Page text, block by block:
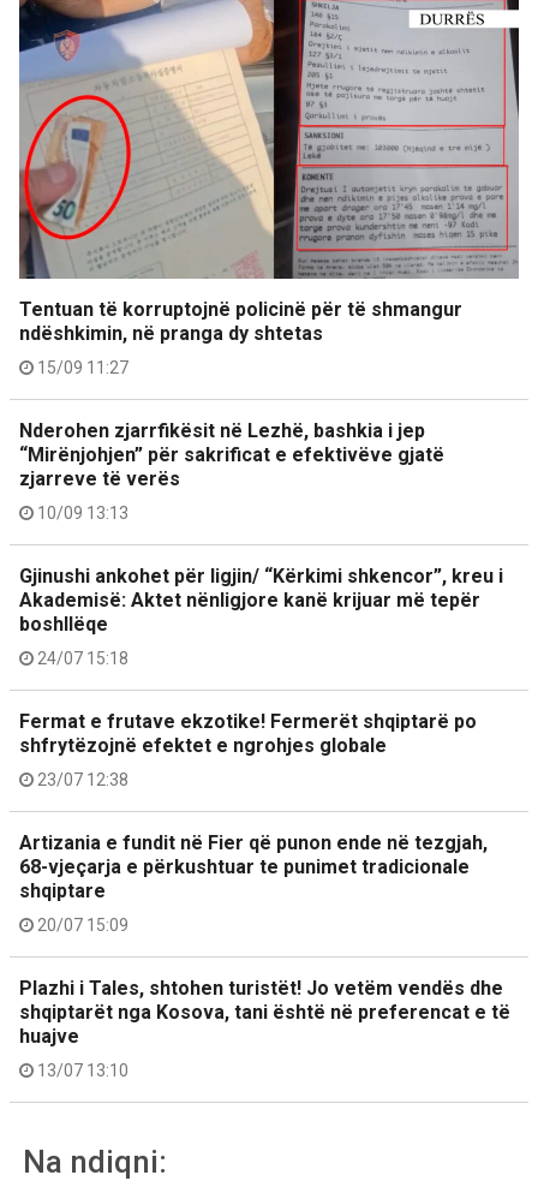
Tentuan të korruptojnë policinë për të shmangur
ndëshkimin, në pranga dy shtetas
15/09 11:27
Nderohen zjarrfikësit në Lezhë, bashkia i jep
“Mirënjohjen” për sakrificat e efektivëve gjatë
zjarreve të verës
10/09 13:13
Gjinushi ankohet për ligjin/ “Kërkimi shkencor”, kreu i
Akademisë: Aktet nënligjore kanë krijuar më tepër
boshllëqe
24/07 15:18
Fermat e frutave ekzotike! Fermerët shqiptarë po
shfrytëzojnë efektet e ngrohjes globale
23/07 12:38
Artizania e fundit në Fier që punon ende në tezgjah,
68-vjeçarja e përkushtuar te punimet tradicionale
shqiptare
20/07 15:09
Plazhi i Tales, shtohen turistët! Jo vetëm vendës dhe
shqiptarët nga Kosova, tani është në preferencat e të
huajve
13/07 13:10
Na ndiqni: